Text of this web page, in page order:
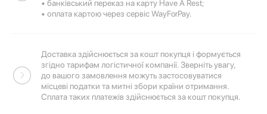
• банківський переказ на карту Have A Rest;
• оплата картою через сервіс WayForPay.
Доставка здійснюється за кошт покупця і формується
згідно тарифам логістичної компанії. Зверніть увагу,
до вашого замовлення можуть застосовуватися
місцеві податки та митні збори країни отримання.
Сплата таких платежів здійснюється за кошт покупця.